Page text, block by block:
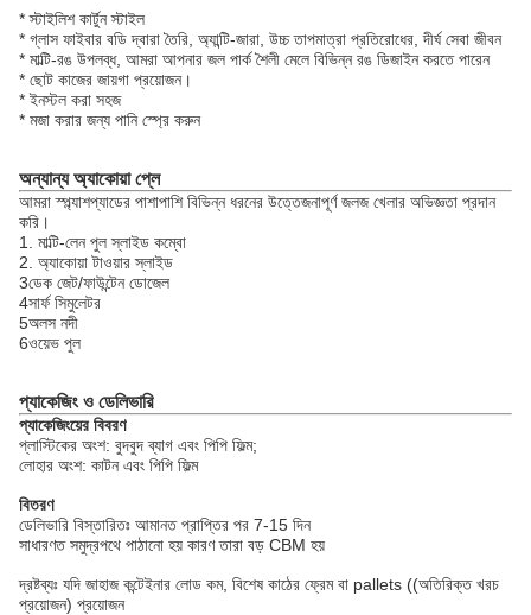
* স্টাইলিশ কার্টুন স্টাইল
* গ্লাস ফাইবার বডি দ্বারা তৈরি, অ্যান্টি-জারা, উচ্চ তাপমাত্রা প্রতিরোধের, দীর্ঘ সেবা জীবন
* মাল্টি-রঙ উপলব্ধ, আমরা আপনার জল পার্ক শৈলী মেলে বিভিন্ন রঙ ডিজাইন করতে পারেন
* ছোট কাজের জায়গা প্রয়োজন।
* ইনস্টল করা সহজ
* মজা করার জন্য পানি স্প্রে করুন
অন্যান্য অ্যাকোয়া প্লে
আমরা স্প্ল্যাশপ্যাডের পাশাপাশি বিভিন্ন ধরনের উত্তেজনাপূর্ণ জলজ খেলার অভিজ্ঞতা প্রদান
করি।
1. মাল্টি-লেন পুল স্লাইড কম্বো
2. অ্যাকোয়া টাওয়ার স্লাইড
3ডেক জেট/ফাউন্টেন ডোজেল
4সার্ফ সিমুলেটর
5অলস নদী
6ওয়েভ পুল
প্যাকেজিং ও ডেলিভারি
প্যাকেজিংয়ের বিবরণ
প্লাস্টিকের অংশ: বুদবুদ ব্যাগ এবং পিপি ফিল্ম;
লোহার অংশ: কাটন এবং পিপি ফিল্ম
বিতরণ
ডেলিভারি বিস্তারিতঃ আমানত প্রাপ্তির পর 7-15 দিন
সাধারণত সমুদ্রপথে পাঠানো হয় কারণ তারা বড় CBM হয়
দ্রষ্টব্যঃ যদি জাহাজ কন্টেইনার লোড কম, বিশেষ কাঠের ফ্রেম বা pallets ((অতিরিক্ত খরচ
প্রয়োজন) প্রয়োজন